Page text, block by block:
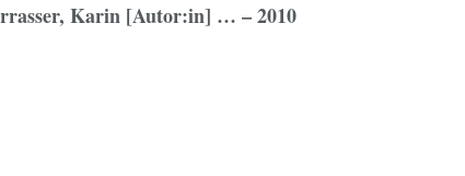
Karin [Autor:in] … – 2010